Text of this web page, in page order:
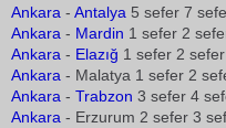
Ankara - Antalya 5 sefer 7
Ankara - Mardin 1 sefer 2
Ankara - Elazığ 1 sefer 2 sefer
Ankara - Malatya 1 sefer 2
Ankara - Trabzon 3 sefer 4
Ankara - Erzurum 2 sefer 3